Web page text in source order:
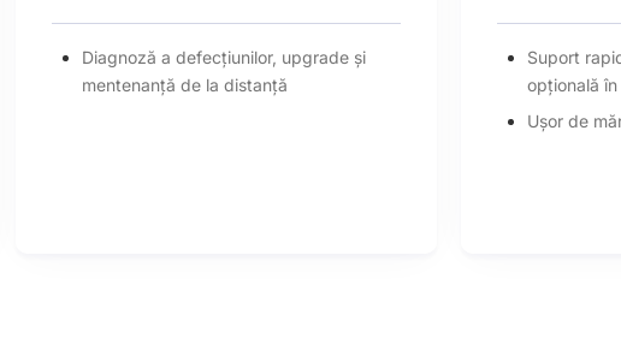
Suport rapid de perete sau montare
opțională în dulap